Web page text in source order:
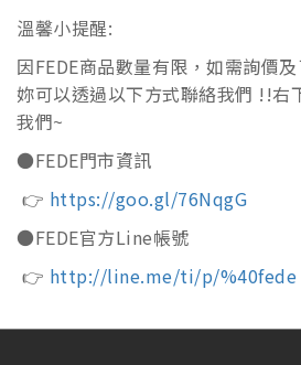
溫馨小提醒:
因FEDE商品數量有限，如需詢價
妳可以透過以下方式聯絡我們 !!右
我們~
●FEDE門市資訊
👉 https://goo.gl/76NqgG
●FEDE官方Line帳號
👉 http://line.me/ti/p/%40fede